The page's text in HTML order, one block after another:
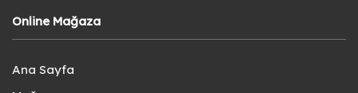
Online Mağaza
Ana Sayfa